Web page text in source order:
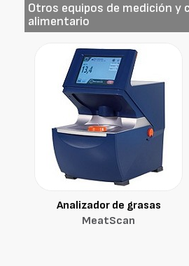
Otros equipos de medición y
alimentario
Analizador de grasas
MeatScan